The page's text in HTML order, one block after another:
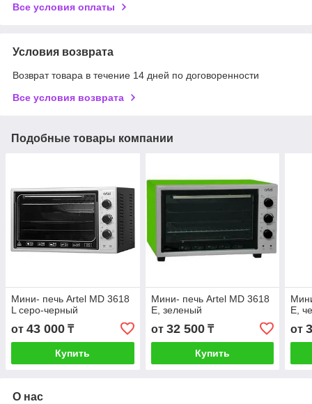
Все условия оплаты
Условия возврата
Возврат товара в течение 14 дней по договоренности
Все условия возврата
Подобные товары компании
Мини- печь Artel MD 3618
L серо-черный
от 43 000 ₸
Купить
Мини- печь Artel MD 3618
E, зеленый
от 32 500₸
Купить
E,
от
О нас